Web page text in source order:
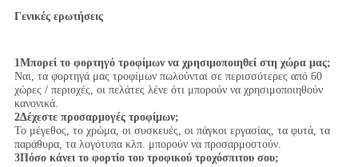
Γενικές ερωτήσεις
1Μπορεί το φορτηγό τροφίμων να χρησιμοποιηθεί στη χώρα μας;
Ναι, τα φορτηγά μας τροφίμων πωλούνται σε περισσότερες από 60
χώρες / περιοχές, οι πελάτες λένε ότι μπορούν να χρησιμοποιηθούν
κανονικά.
2Δέχεστε προσαρμογές τροφίμων;
Το μέγεθος, το χρώμα, οι συσκευές, οι πάγκοι εργασίας, τα φυτά, τα
παράθυρα, τα λογότυπα κλπ. μπορούν να προσαρμοστούν.
3Πόσο κάνει το φορτίο του τροφικού τροχόσπιτου σου;